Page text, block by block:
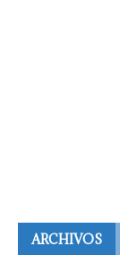
ARCHIVOS